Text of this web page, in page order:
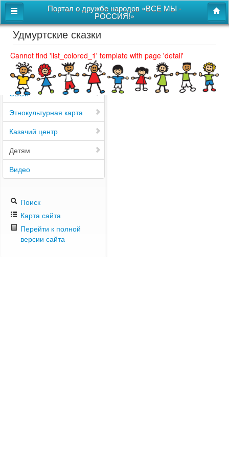
Портал о дружбе народов «ВСЕ МЫ -
РОССИЯ!»
Главная
Дом дружбы народов
Новости
СВОи
Этнокультурная карта
Казачий центр
Детям
Видео
Поиск
Карта сайта
Перейти к полной
версии сайта
Удмуртские сказки
Cannot find 'list_colored_1' template with page 'detail'